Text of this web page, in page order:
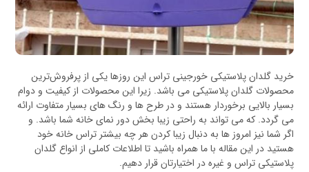
خرید گلدان پلاستیکی خورجینی تراس این روزها یکی از پرفروش‌ترین
محصولات گلدان پلاستیکی می باشد. زیرا این محصولات از کیفیت و دوام
بسیار بالایی برخوردار هستند و در طرح ها و رنگ های بسیار متفاوت ارائه
می گردد. که می تواند به راحتی زیبا بخش دور نمای خانه شما باشد. و
اگر شما نیز امروز ها به دنبال زیبا کردن هر چه بیشتر تراس خانه خود
هستید در این مقاله با ما همراه باشید تا اطلاعات کاملی از انواع گلدان
پلاستیکی تراس و غیره در اختیارتان قرار دهیم.